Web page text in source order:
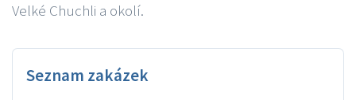
Velké Chuchli a okolí.
Seznam zakázek